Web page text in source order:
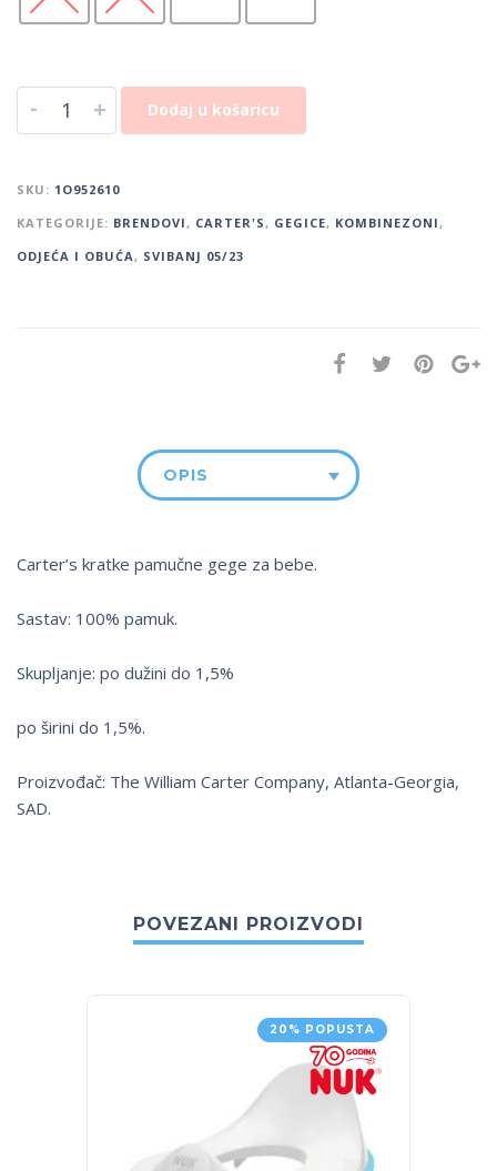
- + Dodaj u košaricu
SKU: 1O952610
KATEGORIJE: BRENDOVI, CARTER'S, GEGICE, KOMBINEZONI,
ODJEĆA I OBUĆA, SVIBANJ 05/23
OPIS
Carter’s kratke pamučne gege za bebe.
Sastav: 100% pamuk.
Skupljanje: po dužini do 1,5%
po širini do 1,5%.
Proizvođač: The William Carter Company, Atlanta-Georgia,
SAD.
POVEZANI PROIZVODI
20% POPUSTA